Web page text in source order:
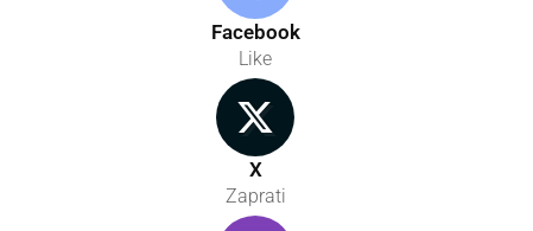
Facebook
Like
X
Zaprati